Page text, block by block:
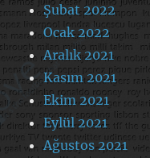
Şubat 2022
Ocak 2022
Aralık 2021
Kasım 2021
Ekim 2021
Eylül 2021
Ağustos 2021